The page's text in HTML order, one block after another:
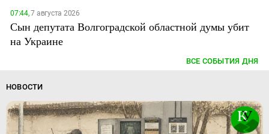
07:44,7 августа 2026
Сын депутата Волгоградской областной думы убит
на Украине
ВСЕ СОБЫТИЯ ДНЯ
НОВОСТИ